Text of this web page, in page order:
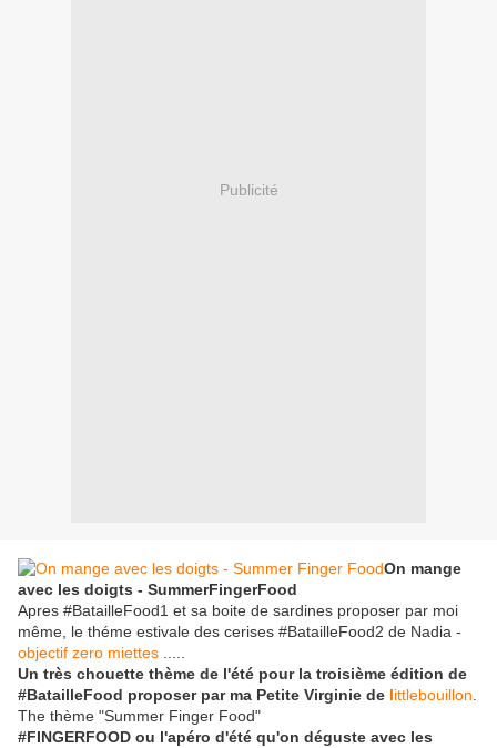
Publicité
On mange
avec les doigts - SummerFingerFood
Apres #BatailleFood1 et sa boite de sardines proposer par moi
même, le théme estivale des cerises #BatailleFood2 de Nadia -
objectif zero miettes
Un très chouette thème de l'été pour la troisième édition de
#BatailleFood proposer par ma Petite Virginie de littlebouillon
The thème "Summer Finger Food"
#FINGERFOOD ou l'apéro d'été qu'on déguste avec les